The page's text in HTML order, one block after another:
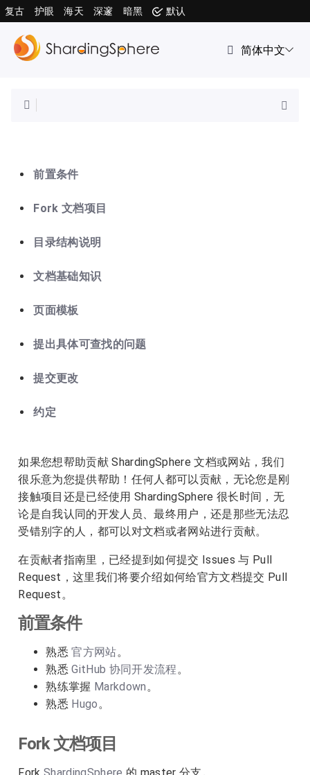
复古 护眼 海天 深邃 暗黑 默认
前置条件
Fork 文档项目
目录结构说明
文档基础知识
页面模板
提出具体可查找的问题
提交更改
约定
如果您想帮助贡献 ShardingSphere 文档或网站，我们
很乐意为您提供帮助！任何人都可以贡献，无论您是刚
接触项目还是已经使用 ShardingSphere 很长时间，无
论是自我认同的开发人员、最终用户，还是那些无法忍
受错别字的人，都可以对文档或者网站进行贡献。
在贡献者指南里，已经提到如何提交 Issues 与 Pull
Request，这里我们将要介绍如何给官方文档提交 Pull
Request。
前置条件
熟悉官方网站。
熟悉GitHub 协同开发流程。
熟练掌握 Markdown。
熟悉 Hugo。
Fork 文档项目